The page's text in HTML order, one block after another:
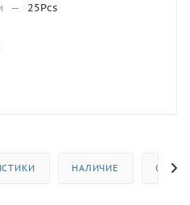
—
25Pcs
НАЛИЧИЕ